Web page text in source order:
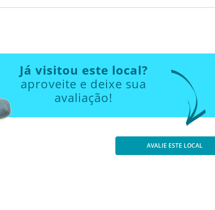
Já visitou este local?
aproveite e deixe sua
avaliação!
AVALIE ESTE LOCAL